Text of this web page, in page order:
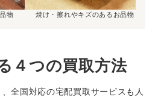
物 焼け・擦れやキズのあるお品物
４つの買取方法
全国対応の宅配買取サービスも人